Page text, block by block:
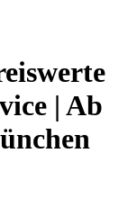
| Ab